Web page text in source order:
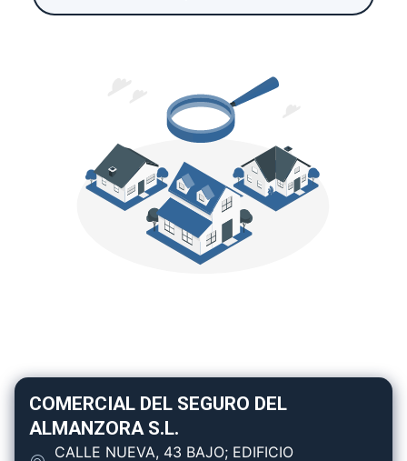
COMERCIAL DEL SEGURO DEL
ALMANZORA S.L.
CALLE NUEVA, 43 BAJO; EDIFICIO